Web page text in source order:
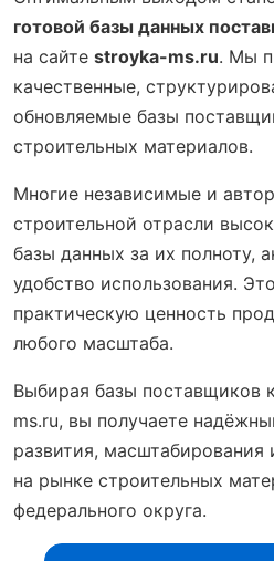
готовой базы данных
на сайте stroyka-ms.ru. Мы
качественные,
обновляемые базы
строительных материалов.
Многие независимые и
строительной отрасли
базы данных за их полноту,
удобство использования.
практическую ценность
любого масштаба.
Выбирая базы поставщиков
ms.ru, вы получаете
развития, масштабирования
на рынке строительных
федерального округа.